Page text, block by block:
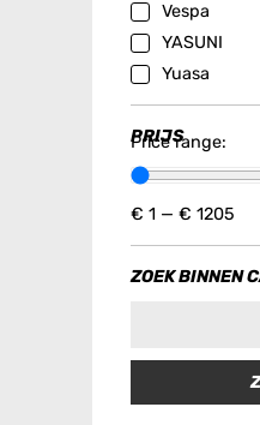
Vespa
YASUNI
Yuasa
PRIJS
Price range:
€ 1 — € 1205
ZOEK BINNEN